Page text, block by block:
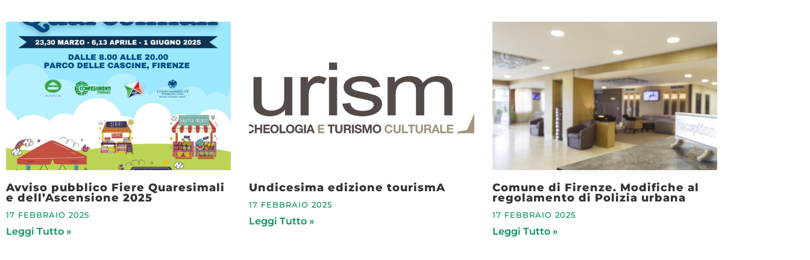
Avviso pubblico Fiere Quaresimali
e dell’Ascensione 2025
17 FEBBRAIO 2025
Leggi Tutto »
Undicesima edizione tourismA
17 FEBBRAIO 2025
Leggi Tutto »
Comune di Firenze. Modifiche al
regolamento di Polizia urbana
17 FEBBRAIO 2025
Leggi Tutto »